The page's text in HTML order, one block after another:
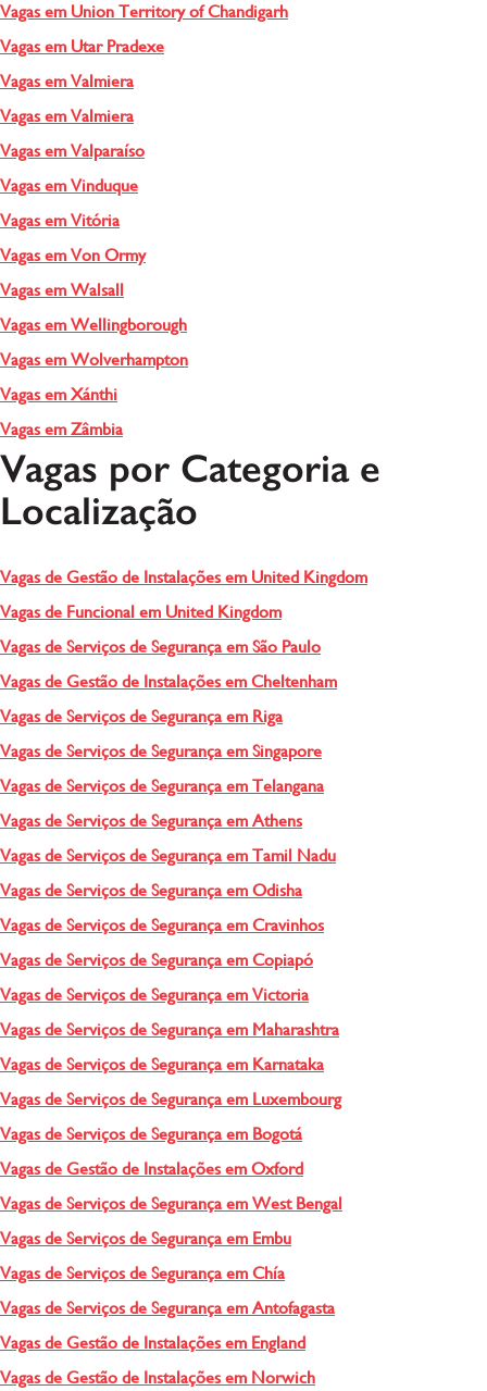
Vagas em Union Territory of Chandigarh
Vagas em Utar Pradexe
Vagas em Valmiera
Vagas em Valmiera
Vagas em Valparaíso
Vagas em Vinduque
Vagas em Vitória
Vagas em Von Ormy
Vagas em Walsall
Vagas em Wellingborough
Vagas em Wolverhampton
Vagas em Xánthi
Vagas em Zâmbia
Vagas por Categoria e
Localização
Vagas de Gestão de Instalações em United Kingdom
Vagas de Funcional em United Kingdom
Vagas de Serviços de Segurança em São Paulo
Vagas de Gestão de Instalações em Cheltenham
Vagas de Serviços de Segurança em Riga
Vagas de Serviços de Segurança em Singapore
Vagas de Serviços de Segurança em Telangana
Vagas de Serviços de Segurança em Athens
Vagas de Serviços de Segurança em Tamil Nadu
Vagas de Serviços de Segurança em Odisha
Vagas de Serviços de Segurança em Cravinhos
Vagas de Serviços de Segurança em Copiapó
Vagas de Serviços de Segurança em Victoria
Vagas de Serviços de Segurança em Maharashtra
Vagas de Serviços de Segurança em Karnataka
Vagas de Serviços de Segurança em Luxembourg
Vagas de Serviços de Segurança em Bogotá
Vagas de Gestão de Instalações em Oxford
Vagas de Serviços de Segurança em West Bengal
Vagas de Serviços de Segurança em Embu
Vagas de Serviços de Segurança em Chía
Vagas de Serviços de Segurança em Antofagasta
Vagas de Gestão de Instalações em England
Vagas de Gestão de Instalações em Norwich